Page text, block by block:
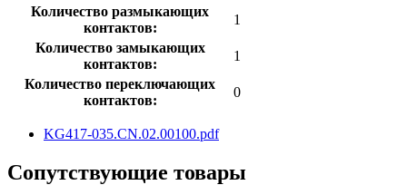
Количество размыкающих
контактов:
1
Количество замыкающих
контактов:
1
Количество переключающих
контактов:
0
KG417-035.CN.02.00100.pdf
Сопутствующие товары